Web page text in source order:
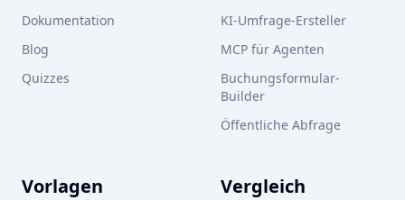
Dokumentation
Blog
Quizzes
KI-Umfrage-Ersteller
MCP für Agenten
Buchungsformular-
Builder
Öffentliche Abfrage
Vorlagen Vergleich